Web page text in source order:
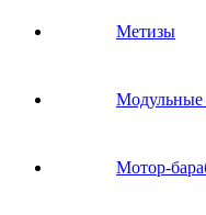
Метизы
Модульные
Мотор-